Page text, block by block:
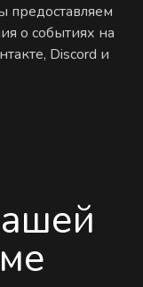
предоставляем
о событиях на
Discord и